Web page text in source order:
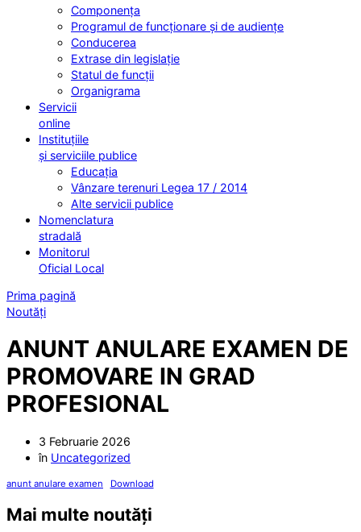
Componența
Programul de funcționare și de audiențe
Conducerea
Extrase din legislație
Statul de funcții
Organigrama
Servicii
online
Instituțiile
și serviciile publice
Educația
Vânzare terenuri Legea 17 / 2014
Alte servicii publice
Nomenclatura
stradală
Monitorul
Oficial Local
Prima pagină
Noutăți
ANUNT ANULARE EXAMEN DE
PROMOVARE IN GRAD
PROFESIONAL
3 Februarie 2026
în Uncategorized
anunt anulare examen Download
Mai multe noutăți